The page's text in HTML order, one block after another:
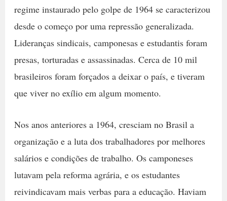
regime instaurado pelo golpe de 1964 se caracterizou
desde o começo por uma repressão generalizada.
Lideranças sindicais, camponesas e estudantis foram
presas, torturadas e assassinadas. Cerca de 10 mil
brasileiros foram forçados a deixar o país, e tiveram
que viver no exílio em algum momento.
Nos anos anteriores a 1964, cresciam no Brasil a
organização e a luta dos trabalhadores por melhores
salários e condições de trabalho. Os camponeses
lutavam pela reforma agrária, e os estudantes
reivindicavam mais verbas para a educação. Haviam